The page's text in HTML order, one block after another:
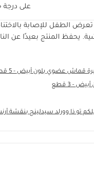
على درجة
تعرض الطفل للإصابة
يحفظ المنتج بعيدًا عن
قماش عضوي بلون أبيض - 5 قطع
- 3 قطع
ذا وورلد سيدلينج بنقشة